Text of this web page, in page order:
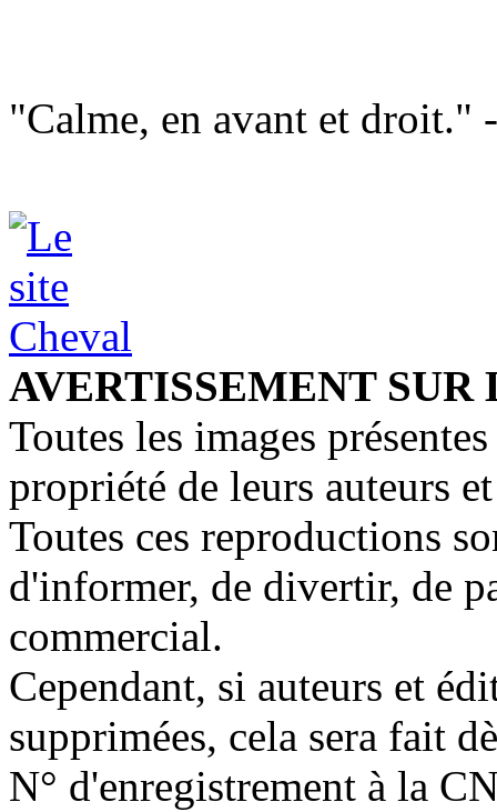
"Calme, en avant et droit."
AVERTISSEMENT
Toutes les images
propriété de leurs auteurs
Toutes ces reproductions
d'informer, de divertir, de
commercial.
Cependant, si auteurs et
supprimées, cela sera fait
N° d'enregistrement à la